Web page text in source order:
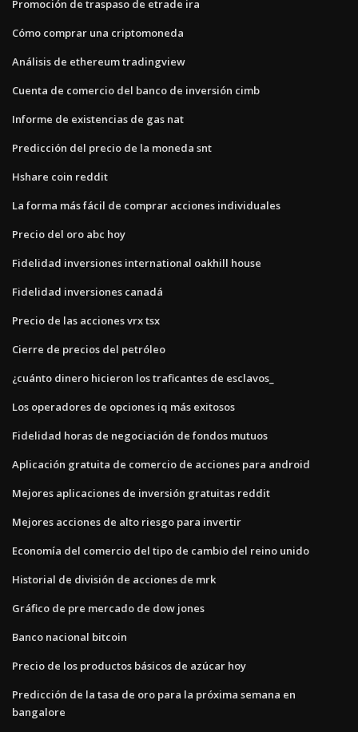
Promoción de traspaso de etrade ira
Cómo comprar una criptomoneda
Análisis de ethereum tradingview
Cuenta de comercio del banco de inversión cimb
Informe de existencias de gas nat
Predicción del precio de la moneda snt
Hshare coin reddit
La forma más fácil de comprar acciones individuales
Precio del oro abc hoy
Fidelidad inversiones international oakhill house
Fidelidad inversiones canadá
Precio de las acciones vrx tsx
Cierre de precios del petróleo
¿cuánto dinero hicieron los traficantes de esclavos_
Los operadores de opciones iq más exitosos
Fidelidad horas de negociación de fondos mutuos
Aplicación gratuita de comercio de acciones para android
Mejores aplicaciones de inversión gratuitas reddit
Mejores acciones de alto riesgo para invertir
Economía del comercio del tipo de cambio del reino unido
Historial de división de acciones de mrk
Gráfico de pre mercado de dow jones
Banco nacional bitcoin
Precio de los productos básicos de azúcar hoy
Predicción de la tasa de oro para la próxima semana en
bangalore